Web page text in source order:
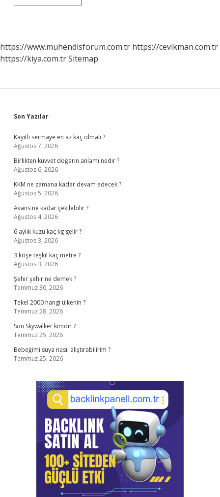
Gönderdiği
https://www.muhendisforum.com.tr https://cevikman.com.tr
https://kiya.com.trSitemap
Sidebar
Son Yazılar
Kayıtlı sermaye en az kaç olmalı ?
Ağustos 7, 2026
Birlikten kuvvet doğarın anlamı nedir ?
Ağustos 6, 2026
KKM ne zamana kadar devam edecek ?
Ağustos 5, 2026
Avans ne kadar çekilebilir ?
Ağustos 4, 2026
6 aylık kuzu kaç kg gelir ?
Ağustos 3, 2026
3 köşe teşkil kaç metre ?
Ağustos 3, 2026
Şehir şehir ne demek ?
Temmuz 30, 2026
Tekel 2000 hangi ülkenin ?
Temmuz 28, 2026
Son Skywalker kimdir ?
Temmuz 25, 2026
Bebeğimi suya nasıl alıştırabilirim ?
Temmuz 25, 2026